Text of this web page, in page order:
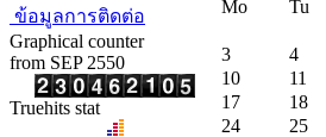
ข้อมูลการติดต่อ
Graphical counter
from SEP 2550
Truehits stat
Mo
Tu
3
4
10
11
17
18
24
25